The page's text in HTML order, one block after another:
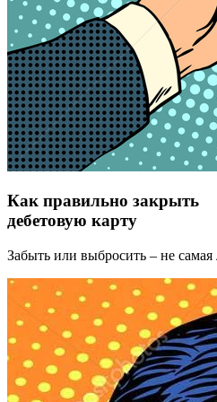
Как правильно закрыть
дебетовую карту
Забыть или выбросить – не самая